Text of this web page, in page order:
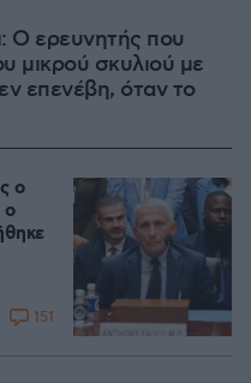
Ο ερευνητής που
μικρού σκυλιού με
επενέβη, όταν το
ο
ο
151